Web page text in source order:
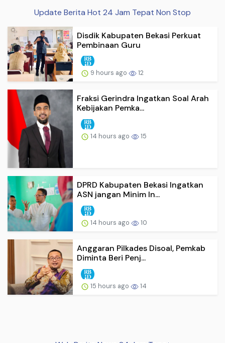
Update Berita Hot 24 Jam Tepat Non Stop
Disdik Kabupaten Bekasi Perkuat
Pembinaan Guru
9 hours ago 12
Fraksi Gerindra Ingatkan Soal Arah
Kebijakan Pemka...
14 hours ago 15
DPRD Kabupaten Bekasi Ingatkan
ASN jangan Minim In...
14 hours ago 10
Anggaran Pilkades Disoal, Pemkab
Diminta Beri Penj...
15 hours ago 14